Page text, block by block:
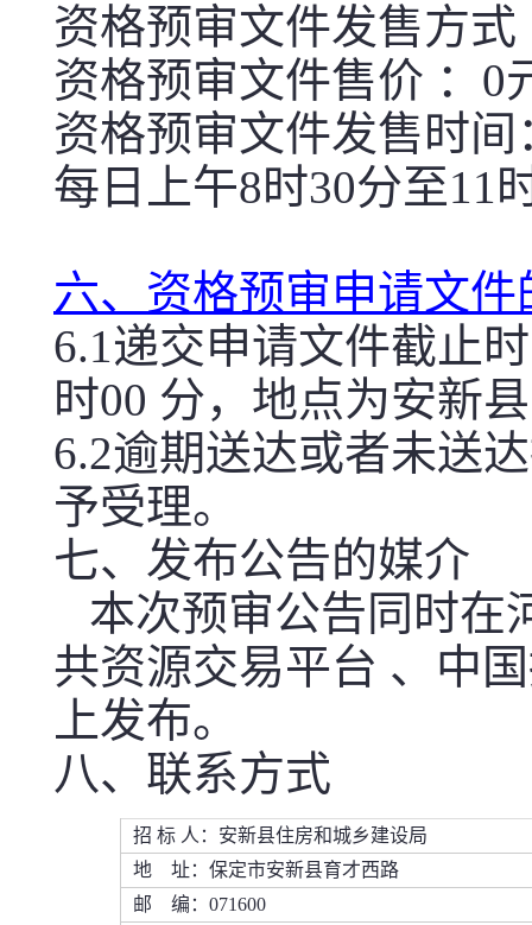
资格预审文件发售方式
资格预审文件售价 ：0
资格预审文件发售时间
每日上午8时30分至11
六、资格预审申请文件
6.1递交申请文件截止
时00 分，地点为安新
6.2逾期送达或者未送
予受理。
七、发布公告的媒介
本次预审公告同时在
共资源交易平台 、中
上发布。
八、联系方式
招 标 人：安新县住房和城乡建设局
地 址：保定市安新县育才西路
邮 编：071600